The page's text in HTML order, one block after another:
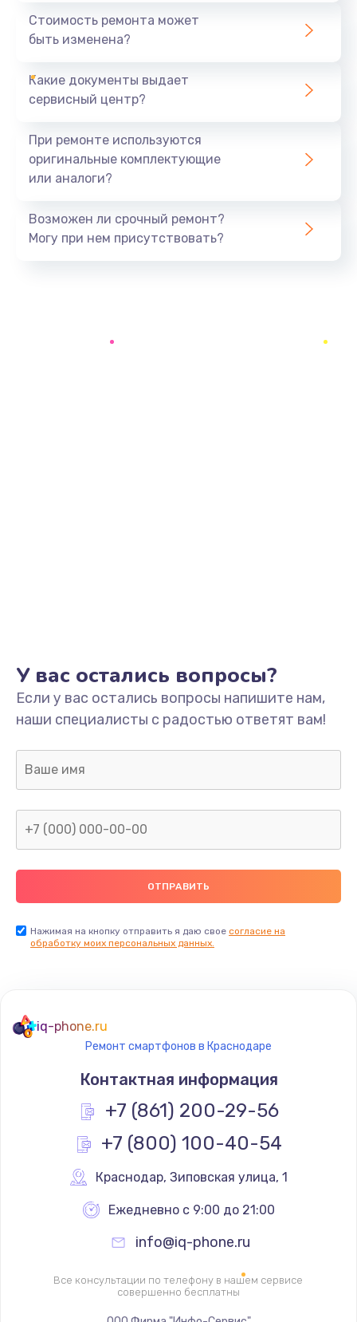
1295 руб.
Замена процессора
Замена оперативной памяти
Заказать
Замена разъёмов (HDMI, DVI, Дисплей порта)
Замена видеокарты
1895 руб.
Заказать
Ремонт разъема питания
990 руб.
Заказать
Настройка ОС
1060 руб.
Заказать
Чистка от пыли
Замена южного моста
2885 руб.
Заказать
Стоимость ремонта может
быть изменена?
Какие документы выдает
сервисный центр?
При ремонте используются
оригинальные комплектующие
или аналоги?
Возможен ли срочный ремонт?
Могу при нем присутствовать?
У вас остались вопросы?
Если у вас остались вопросы напишите нам,
наши специалисты с радостью ответят вам!
Нажимая на кнопку отправить я даю свое согласие на
обработку моих персональных данных.
iq-phone.ru
Ремонт смартфонов в Краснодаре
Контактная информация
+7 (861) 200-29-56
+7 (800) 100-40-54
Краснодар, Зиповская улица, 1
Ежедневно с 9:00 до 21:00
info@iq-phone.ru
Все консультации по телефону в нашем сервисе
совершенно бесплатны